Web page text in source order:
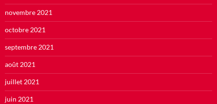
novembre 2021
octobre 2021
septembre 2021
août 2021
juillet 2021
juin 2021